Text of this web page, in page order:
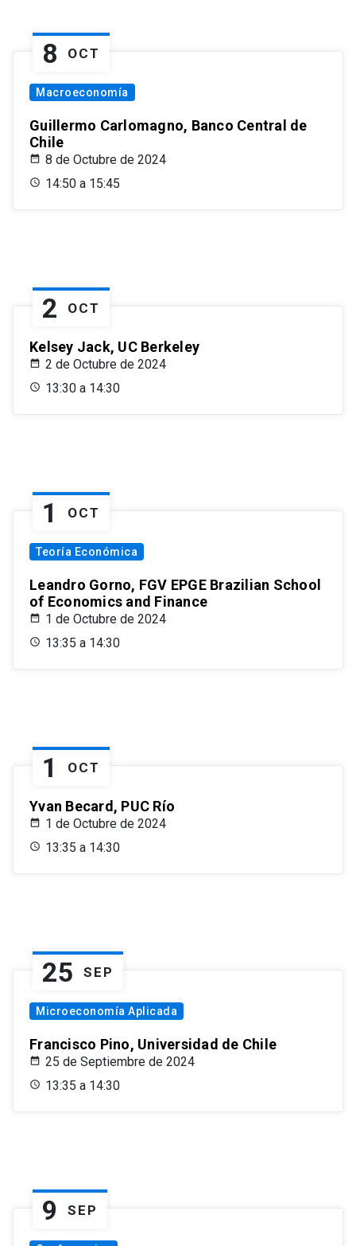
8 OCT
Macroeconomía
Guillermo Carlomagno, Banco Central de
Chile
8 de Octubre de 2024
14:50 a 15:45
2 OCT
Kelsey Jack, UC Berkeley
2 de Octubre de 2024
13:30 a 14:30
1 OCT
Teoría Económica
Leandro Gorno, FGV EPGE Brazilian School
of Economics and Finance
1 de Octubre de 2024
13:35 a 14:30
1 OCT
Yvan Becard, PUC Río
1 de Octubre de 2024
13:35 a 14:30
25 SEP
Microeconomía Aplicada
Francisco Pino, Universidad de Chile
25 de Septiembre de 2024
13:35 a 14:30
9 SEP